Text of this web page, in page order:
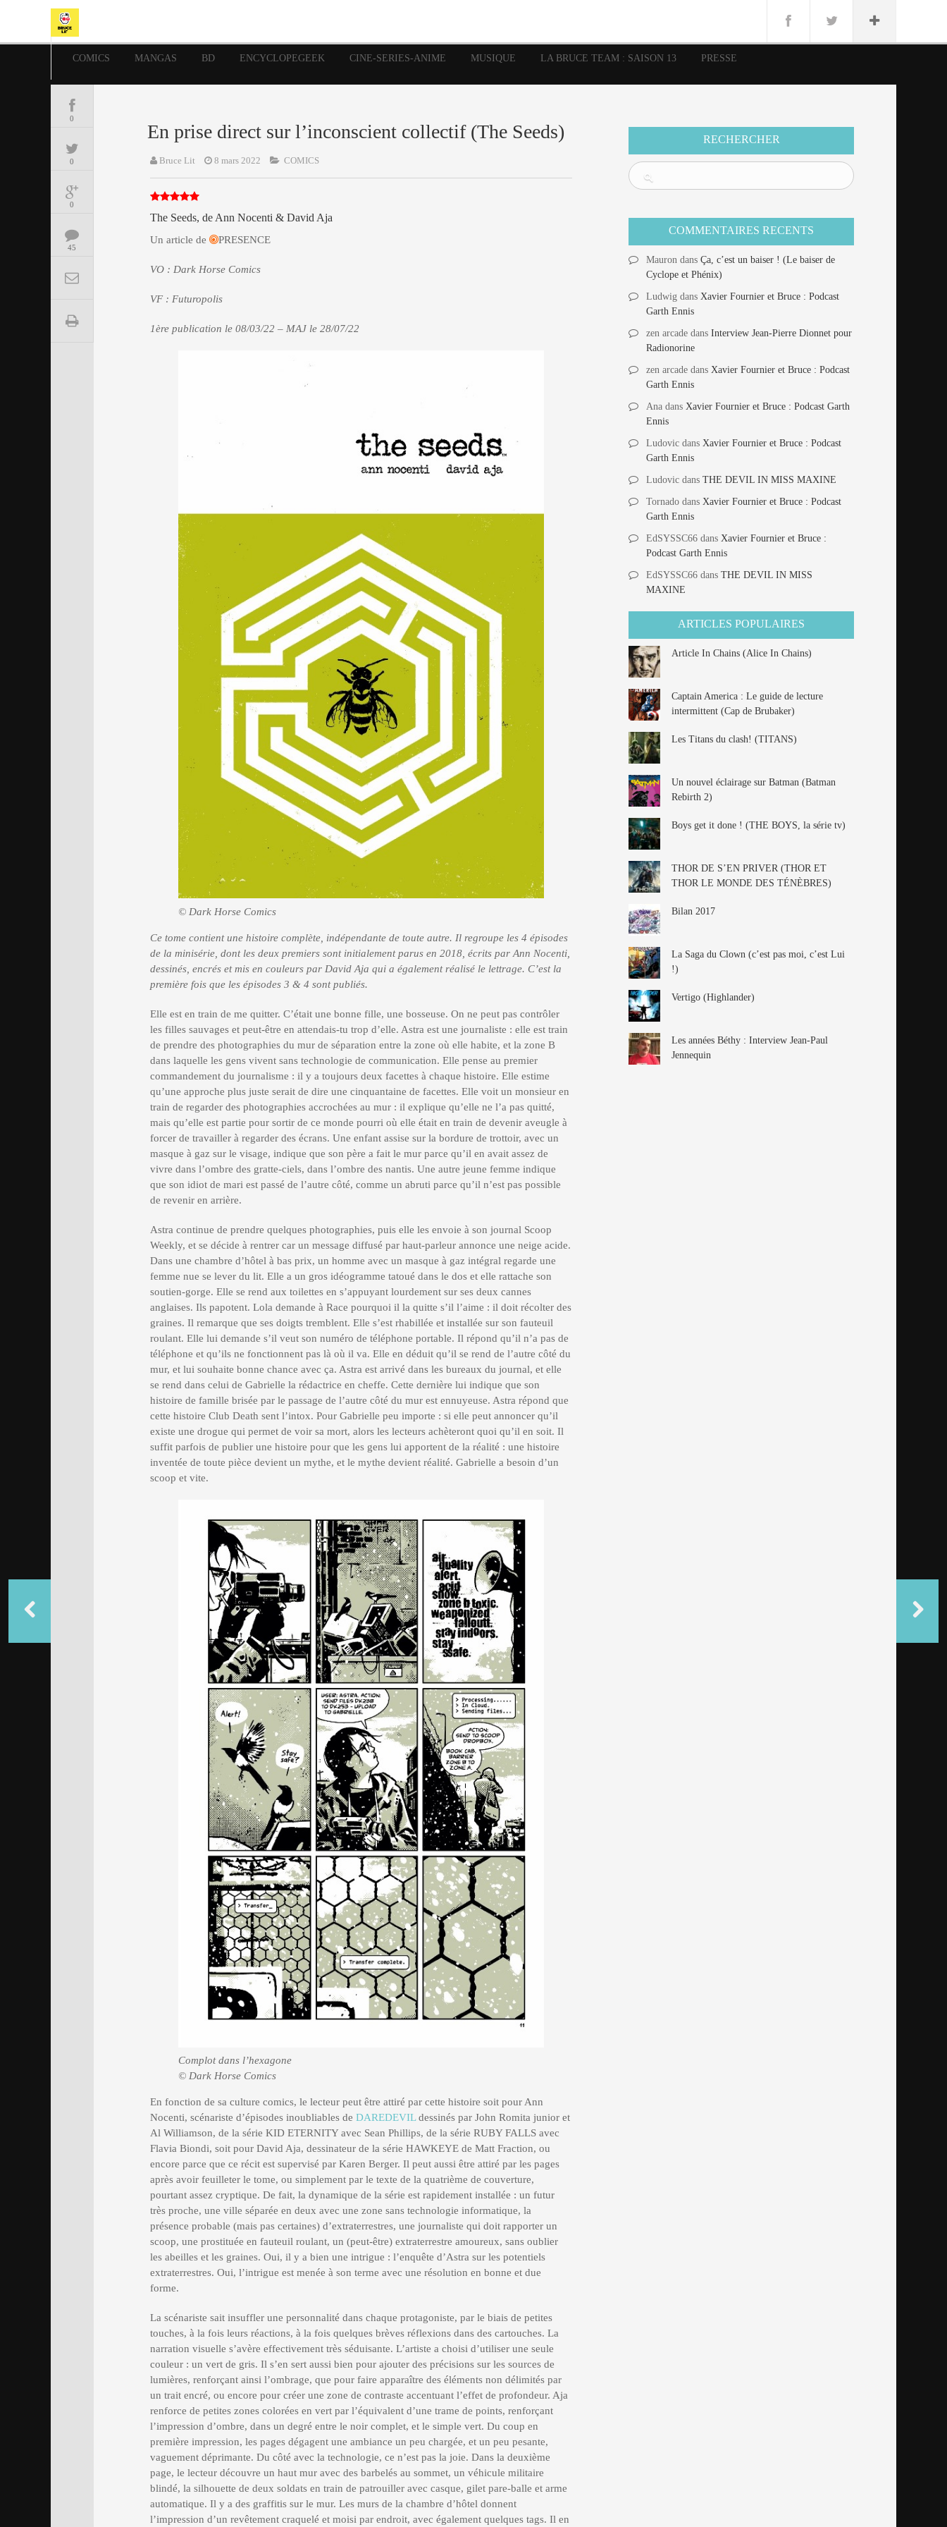
COMICS MANGAS BD ENCYCLOPEGEEK CINE-SERIES-ANIME MUSIQUE LA BRUCE TEAM : SAISON 13 PRESSE
0
0
0
45
En prise direct sur l’inconscient collectif (The Seeds)
Bruce Lit 8 mars 2022 COMICS
The Seeds, de Ann Nocenti & David Aja
Un article de PRESENCE
VO : Dark Horse Comics
VF : Futuropolis
1ère publication le 08/03/22 – MAJ le 28/07/22
© Dark Horse Comics
Ce tome contient une histoire complète, indépendante de toute autre. Il regroupe les 4 épisodes
de la minisérie, dont les deux premiers sont initialement parus en 2018, écrits par Ann Nocenti,
dessinés, encrés et mis en couleurs par David Aja qui a également réalisé le lettrage. C’est la
première fois que les épisodes 3 & 4 sont publiés.
Elle est en train de me quitter. C’était une bonne fille, une bosseuse. On ne peut pas contrôler
les filles sauvages et peut-être en attendais-tu trop d’elle. Astra est une journaliste : elle est train
de prendre des photographies du mur de séparation entre la zone où elle habite, et la zone B
dans laquelle les gens vivent sans technologie de communication. Elle pense au premier
commandement du journalisme : il y a toujours deux facettes à chaque histoire. Elle estime
qu’une approche plus juste serait de dire une cinquantaine de facettes. Elle voit un monsieur en
train de regarder des photographies accrochées au mur : il explique qu’elle ne l’a pas quitté,
mais qu’elle est partie pour sortir de ce monde pourri où elle était en train de devenir aveugle à
forcer de travailler à regarder des écrans. Une enfant assise sur la bordure de trottoir, avec un
masque à gaz sur le visage, indique que son père a fait le mur parce qu’il en avait assez de
vivre dans l’ombre des gratte-ciels, dans l’ombre des nantis. Une autre jeune femme indique
que son idiot de mari est passé de l’autre côté, comme un abruti parce qu’il n’est pas possible
de revenir en arrière.
Astra continue de prendre quelques photographies, puis elle les envoie à son journal Scoop
Weekly, et se décide à rentrer car un message diffusé par haut-parleur annonce une neige acide.
Dans une chambre d’hôtel à bas prix, un homme avec un masque à gaz intégral regarde une
femme nue se lever du lit. Elle a un gros idéogramme tatoué dans le dos et elle rattache son
soutien-gorge. Elle se rend aux toilettes en s’appuyant lourdement sur ses deux cannes
anglaises. Ils papotent. Lola demande à Race pourquoi il la quitte s’il l’aime : il doit récolter des
graines. Il remarque que ses doigts tremblent. Elle s’est rhabillée et installée sur son fauteuil
roulant. Elle lui demande s’il veut son numéro de téléphone portable. Il répond qu’il n’a pas de
téléphone et qu’ils ne fonctionnent pas là où il va. Elle en déduit qu’il se rend de l’autre côté du
mur, et lui souhaite bonne chance avec ça. Astra est arrivé dans les bureaux du journal, et elle
se rend dans celui de Gabrielle la rédactrice en cheffe. Cette dernière lui indique que son
histoire de famille brisée par le passage de l’autre côté du mur est ennuyeuse. Astra répond que
cette histoire Club Death sent l’intox. Pour Gabrielle peu importe : si elle peut annoncer qu’il
existe une drogue qui permet de voir sa mort, alors les lecteurs achèteront quoi qu’il en soit. Il
suffit parfois de publier une histoire pour que les gens lui apportent de la réalité : une histoire
inventée de toute pièce devient un mythe, et le mythe devient réalité. Gabrielle a besoin d’un
scoop et vite.
Complot dans l’hexagone
© Dark Horse Comics
En fonction de sa culture comics, le lecteur peut être attiré par cette histoire soit pour Ann
Nocenti, scénariste d’épisodes inoubliables de DAREDEVILdessinés par John Romita junior et
Al Williamson, de la série KID ETERNITY avec Sean Phillips, de la série RUBY FALLS avec
Flavia Biondi, soit pour David Aja, dessinateur de la série HAWKEYE de Matt Fraction, ou
encore parce que ce récit est supervisé par Karen Berger. Il peut aussi être attiré par les pages
après avoir feuilleter le tome, ou simplement par le texte de la quatrième de couverture,
pourtant assez cryptique. De fait, la dynamique de la série est rapidement installée : un futur
très proche, une ville séparée en deux avec une zone sans technologie informatique, la
présence probable (mais pas certaines) d’extraterrestres, une journaliste qui doit rapporter un
scoop, une prostituée en fauteuil roulant, un (peut-être) extraterrestre amoureux, sans oublier
les abeilles et les graines. Oui, il y a bien une intrigue : l’enquête d’Astra sur les potentiels
extraterrestres. Oui, l’intrigue est menée à son terme avec une résolution en bonne et due
forme.
La scénariste sait insuffler une personnalité dans chaque protagoniste, par le biais de petites
touches, à la fois leurs réactions, à la fois quelques brèves réflexions dans des cartouches. La
narration visuelle s’avère effectivement très séduisante. L’artiste a choisi d’utiliser une seule
couleur : un vert de gris. Il s’en sert aussi bien pour ajouter des précisions sur les sources de
lumières, renforçant ainsi l’ombrage, que pour faire apparaître des éléments non délimités par
un trait encré, ou encore pour créer une zone de contraste accentuant l’effet de profondeur. Aja
renforce de petites zones colorées en vert par l’équivalent d’une trame de points, renforçant
l’impression d’ombre, dans un degré entre le noir complet, et le simple vert. Du coup en
première impression, les pages dégagent une ambiance un peu chargée, et un peu pesante,
vaguement déprimante. Du côté avec la technologie, ce n’est pas la joie. Dans la deuxième
page, le lecteur découvre un haut mur avec des barbelés au sommet, un véhicule militaire
blindé, la silhouette de deux soldats en train de patrouiller avec casque, gilet pare-balle et arme
automatique. Il y a des graffitis sur le mur. Les murs de la chambre d’hôtel donnent
l’impression d’un revêtement craquelé et moisi par endroit, avec également quelques tags. Il en
RECHERCHER
COMMENTAIRES RECENTS
Mauron dansÇa, c’est un baiser ! (Le baiser de
Cyclope et Phénix)
Ludwig dansXavier Fournier et Bruce : Podcast
Garth Ennis
zen arcade dansInterview Jean-Pierre Dionnet pour
Radionorine
zen arcade dansXavier Fournier et Bruce : Podcast
Garth Ennis
Ana dansXavier Fournier et Bruce : Podcast Garth
Ennis
Ludovic dansXavier Fournier et Bruce : Podcast
Garth Ennis
Ludovic dansTHE DEVIL IN MISS MAXINE
Tornado dansXavier Fournier et Bruce : Podcast
Garth Ennis
EdSYSSC66 dansXavier Fournier et Bruce :
Podcast Garth Ennis
EdSYSSC66 dansTHE DEVIL IN MISS
MAXINE
ARTICLES POPULAIRES
Article In Chains (Alice In Chains)
Captain America : Le guide de lecture
intermittent (Cap de Brubaker)
Les Titans du clash! (TITANS)
Un nouvel éclairage sur Batman (Batman
Rebirth 2)
Boys get it done ! (THE BOYS, la série tv)
THOR DE S’EN PRIVER (THOR ET
THOR LE MONDE DES TÉNÈBRES)
Bilan 2017
La Saga du Clown (c’est pas moi, c’est Lui
!)
Vertigo (Highlander)
Les années Béthy : Interview Jean-Paul
Jennequin
Mangas Marvel Mattie boy Musique
Panini Présence
Punisher Rock Semic Special Guest Spidey Superman